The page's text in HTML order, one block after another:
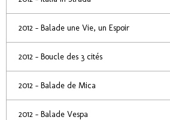
2012 - Balade une Vie, un Espoir
2012 - Boucle des 3 cités
2012 - Balade de Mica
2012 - Balade Vespa